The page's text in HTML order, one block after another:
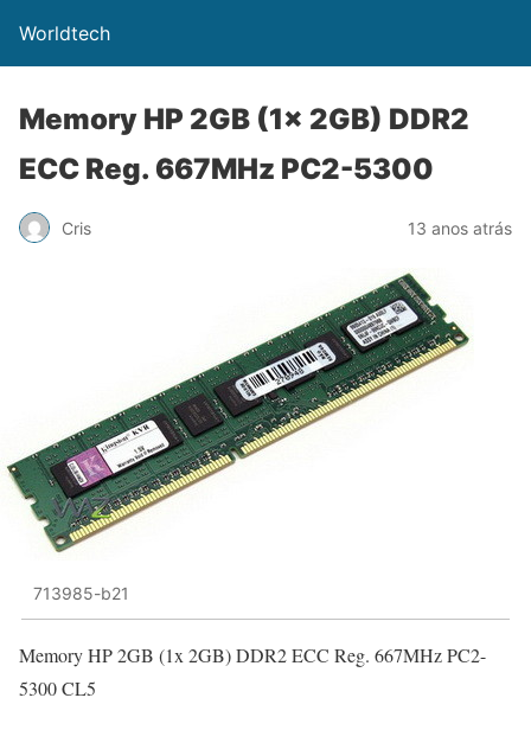
Worldtech
Memory HP 2GB (1x 2GB) DDR2
ECC Reg. 667MHz PC2-5300
Cris 13 anos atrás
713985-b21
Memory HP 2GB (1x 2GB) DDR2 ECC Reg. 667MHz PC2-
5300 CL5